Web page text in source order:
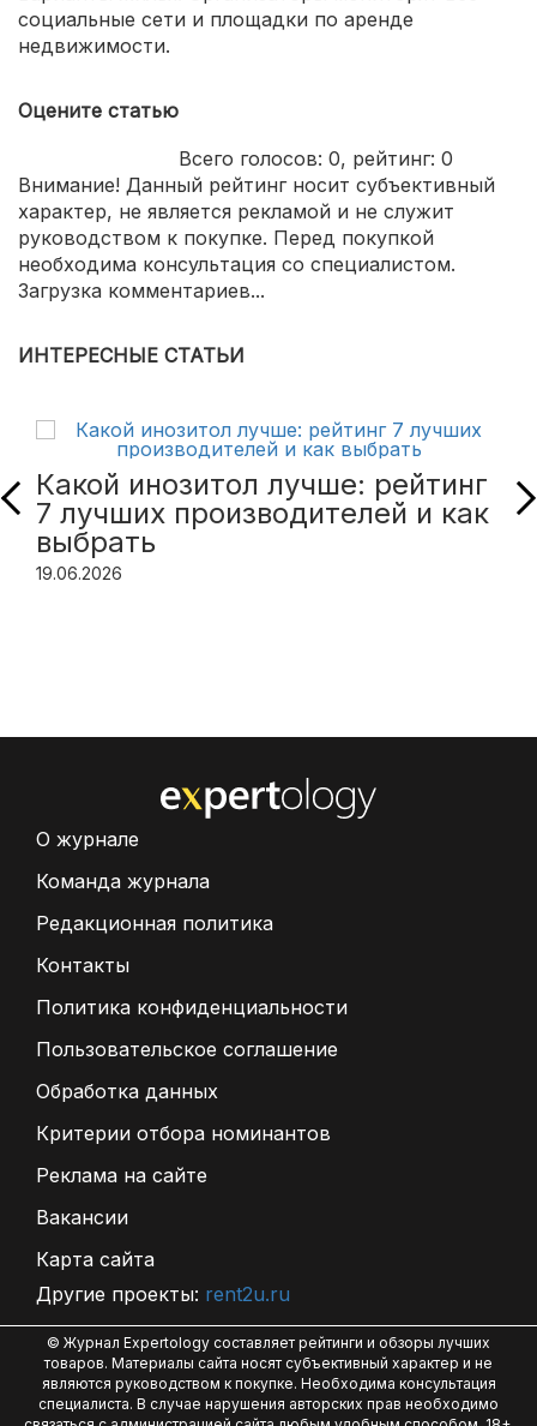
социальные сети и площадки по аренде
недвижимости.
Оцените статью
Всего голосов: 0, рейтинг: 0
Внимание! Данный рейтинг носит субъективный
характер, не является рекламой и не служит
руководством к покупке. Перед покупкой
необходима консультация со специалистом.
Загрузка комментариев...
ИНТЕРЕСНЫЕ СТАТЬИ
Какой инозитол лучше: рейтинг
7 лучших производителей и как
выбрать
19.06.2026
О журнале
Команда журнала
Редакционная политика
Контакты
Политика конфиденциальности
Пользовательское соглашение
Обработка данных
Критерии отбора номинантов
Реклама на сайте
Вакансии
Карта сайта
Другие проекты: rent2u.ru
© Журнал Expertology составляет рейтинги и обзоры лучших
товаров. Материалы сайта носят субъективный характер и не
являются руководством к покупке. Необходима консультация
специалиста. В случае нарушения авторских прав необходимо